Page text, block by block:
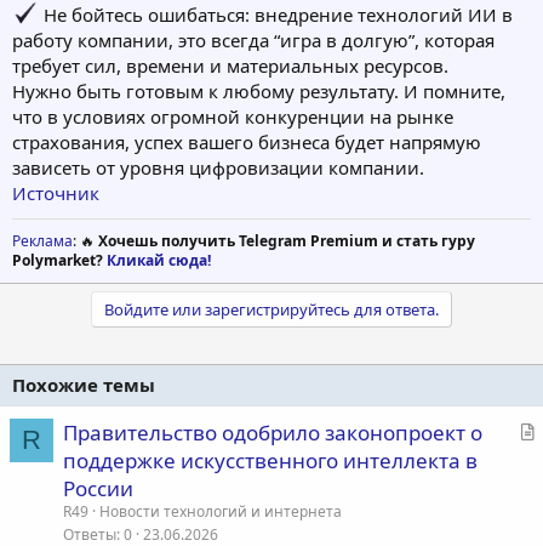
Не бойтесь ошибаться: внедрение технологий ИИ в
работу компании, это всегда “игра в долгую”, которая
требует сил, времени и материальных ресурсов.
Нужно быть готовым к любому результату. И помните,
что в условиях огромной конкуренции на рынке
страхования, успех вашего бизнеса будет напрямую
зависеть от уровня цифровизации компании.
Источник
Реклама: 🔥 Хочешь получить Telegram Premium и стать гуру
Polymarket? Кликай сюда!
Войдите или зарегистрируйтесь для ответа.
Похожие темы
R
С
Правительство одобрило законопроект о
поддержке искусственного интеллекта в
России
R49
Новости технологий и интернета
Ответы 0 23.06.2026